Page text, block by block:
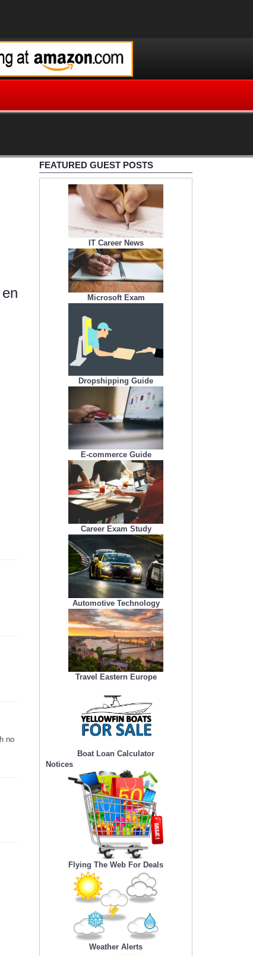
no
FEATURED GUEST POSTS
IT Career News
Microsoft Exam
Dropshipping Guide
E-commerce Guide
Career Exam Study
Automotive Technology
Travel Eastern Europe
Boat Loan Calculator
Notices
Flying The Web For Deals
Weather Alerts